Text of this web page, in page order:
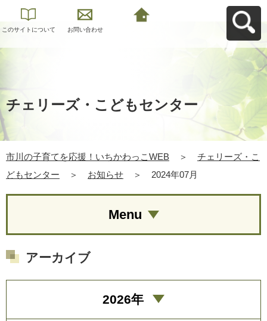
このサイトについて お問い合わせ
チェリーズ・こどもセンター
市川の子育てを応援！いちかわっこWEB ＞
チェリーズ・こ
どもセンター
＞ お知らせ ＞ 2024年07月
Menu
アーカイブ
2026年